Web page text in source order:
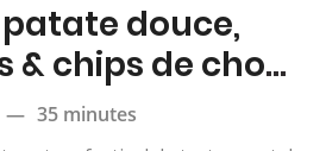
douce,
& chips de chou
— 35 minutes